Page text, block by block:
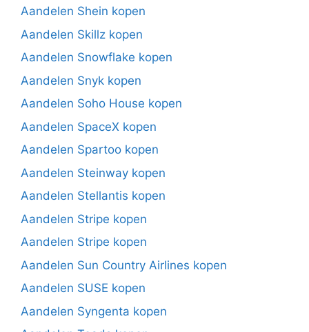
Aandelen Shein kopen
Aandelen Skillz kopen
Aandelen Snowflake kopen
Aandelen Snyk kopen
Aandelen Soho House kopen
Aandelen SpaceX kopen
Aandelen Spartoo kopen
Aandelen Steinway kopen
Aandelen Stellantis kopen
Aandelen Stripe kopen
Aandelen Stripe kopen
Aandelen Sun Country Airlines kopen
Aandelen SUSE kopen
Aandelen Syngenta kopen